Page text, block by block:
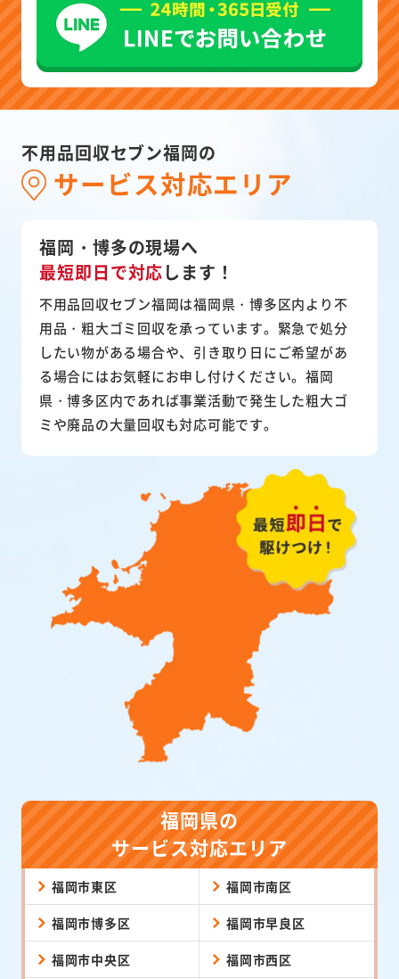
不用品回収セブン福岡の
サービス対応エリア
福岡・博多の現場へ
最短即日で対応します！
不用品回収セブン福岡は福岡県・博多区内より不
用品・粗大ゴミ回収を承っています。緊急で処分
したい物がある場合や、引き取り日にご希望があ
る場合にはお気軽にお申し付けください。福岡
県・博多区内であれば事業活動で発生した粗大ゴ
ミや廃品の大量回収も対応可能です。
福岡県の
サービス対応エリア
福岡市東区 福岡市南区
福岡市博多区 福岡市早良区
福岡市中央区 福岡市西区